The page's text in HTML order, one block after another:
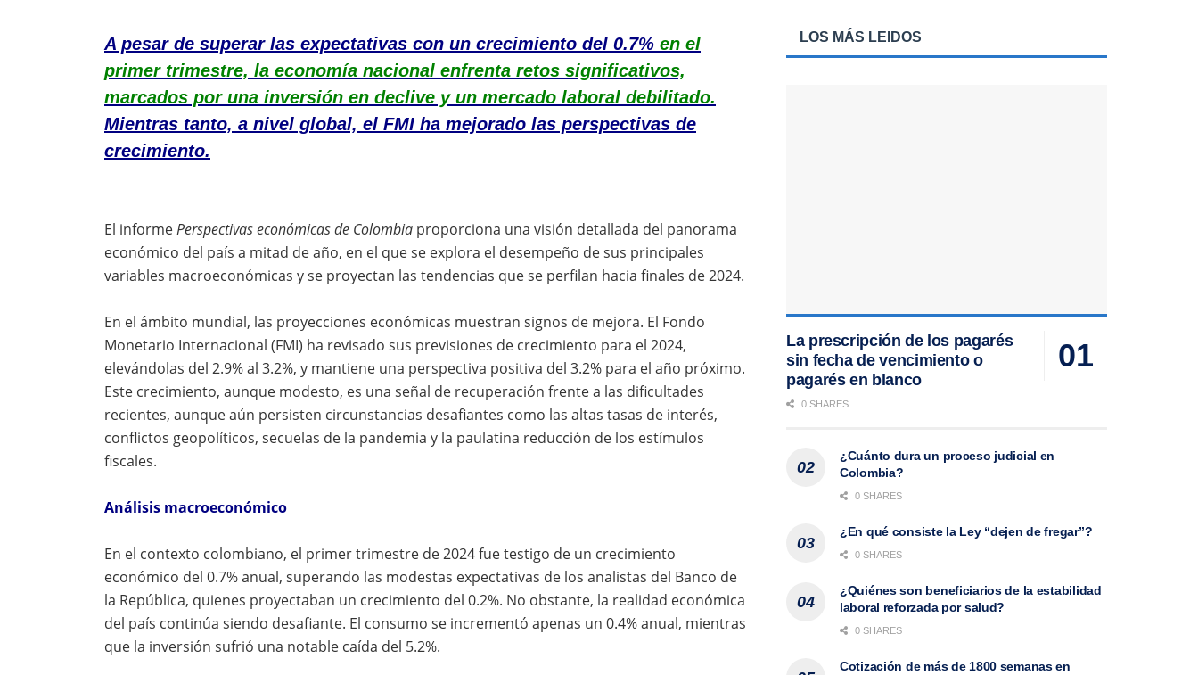
A pesar de superar las expectativas con un crecimiento del 0.7% en el
primer trimestre, la economía nacional enfrenta retos significativos,
marcados por una inversión en declive y un mercado laboral debilitado.
Mientras tanto, a nivel global, el FMI ha mejorado las perspectivas de
crecimiento.
El informePerspectivas económicas de Colombia proporciona una visión detallada del panorama
económico del país a mitad de año, en el que se explora el desempeño de sus principales
variables macroeconómicas y se proyectan las tendencias que se perfilan hacia finales de 2024.
En el ámbito mundial, las proyecciones económicas muestran signos de mejora. El Fondo
Monetario Internacional (FMI) ha revisado sus previsiones de crecimiento para el 2024,
elevándolas del 2.9% al 3.2%, y mantiene una perspectiva positiva del 3.2% para el año próximo.
Este crecimiento, aunque modesto, es una señal de recuperación frente a las dificultades
recientes, aunque aún persisten circunstancias desafiantes como las altas tasas de interés,
conflictos geopolíticos, secuelas de la pandemia y la paulatina reducción de los estímulos
fiscales.
Análisis macroeconómico
En el contexto colombiano, el primer trimestre de 2024 fue testigo de un crecimiento
económico del 0.7% anual, superando las modestas expectativas de los analistas del Banco de
la República, quienes proyectaban un crecimiento del 0.2%. No obstante, la realidad económica
del país continúa siendo desafiante. El consumo se incrementó apenas un 0.4% anual, mientras
que la inversión sufrió una notable caída del 5.2%.
LOS MÁS LEIDOS
La prescripción de los pagarés
sin fecha de vencimiento o
pagarés en blanco
0 SHARES
¿Cuánto dura un proceso judicial en
Colombia?
0 SHARES
¿En qué consiste la Ley “dejen de fregar”?
0 SHARES
¿Quiénes son beneficiarios de la estabilidad
laboral reforzada por salud?
0 SHARES
Cotización de más de 1800 semanas en